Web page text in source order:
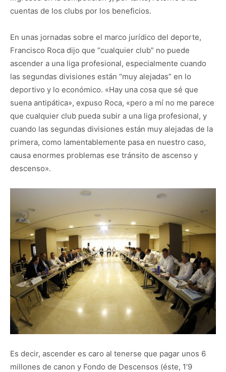
cuentas de los clubs por los beneficios.
En unas jornadas sobre el marco jurídico del deporte,
Francisco Roca dijo que “cualquier club” no puede
ascender a una liga profesional, especialmente cuando
las segundas divisiones están “muy alejadas” en lo
deportivo y lo económico. «Hay una cosa que sé que
suena antipática», expuso Roca, «pero a mí no me parece
que cualquier club pueda subir a una liga profesional, y
cuando las segundas divisiones están muy alejadas de la
primera, como lamentablemente pasa en nuestro caso,
causa enormes problemas ese tránsito de ascenso y
descenso».
Es decir, ascender es caro al tenerse que pagar unos 6
millones de canon y Fondo de Descensos (éste, 1’9